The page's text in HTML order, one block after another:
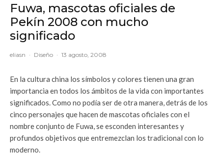
Fuwa, mascotas oficiales de
Pekín 2008 con mucho
significado
eliasn · Diseño · 13 agosto, 2008
En la cultura china los símbolos y colores tienen una gran
importancia en todos los ámbitos de la vida con importantes
significados. Como no podía ser de otra manera, detrás de los
cinco personajes que hacen de mascotas oficiales con el
nombre conjunto de Fuwa, se esconden interesantes y
profundos objetivos que entremezclan los tradicional con lo
moderno.